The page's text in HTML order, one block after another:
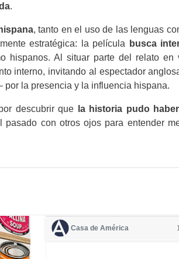
.
, tanto en el uso de las lenguas
estratégica: la película
busca
hispanos. Al situar parte del relato en
interno, invitando al espectador
la presencia y la influencia hispana.
descubrir que
la historia pudo
pasado con otros ojos para entender
Casa de América